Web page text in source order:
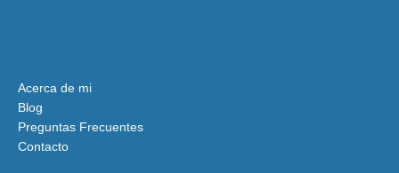
Acerca de mi
Blog
Preguntas Frecuentes
Contacto